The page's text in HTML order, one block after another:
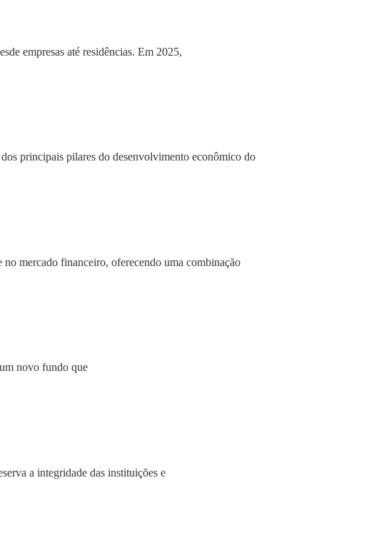
empresas até residências. Em 2025,
principais pilares do desenvolvimento econômico do
mercado financeiro, oferecendo uma combinação
novo fundo que
a integridade das instituições e